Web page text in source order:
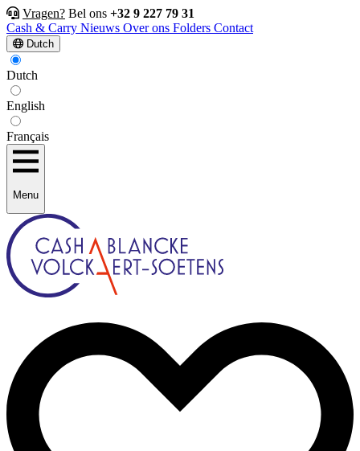
Vragen? Bel ons +32 9 227 79 31
Cash & Carry Nieuws Over ons Folders Contact
Dutch
Dutch
English
Français
Menu